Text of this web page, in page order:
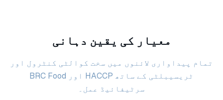
معیار کی یقین دہانی
تمام پیداواری لائنوں میں سخت کوالٹی کنٹرول اور
ٹریسیبلٹی کے ساتھ HACCP اور BRC Food
سرٹیفائیڈ عمل۔